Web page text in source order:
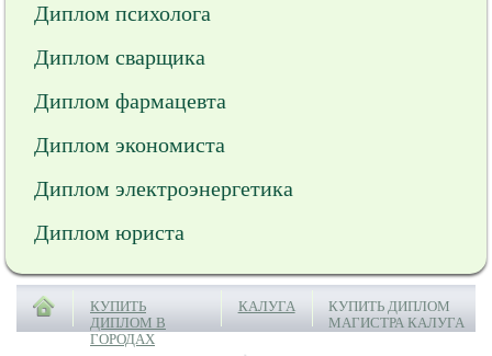
Диплом психолога
Диплом сварщика
Диплом фармацевта
Диплом экономиста
Диплом электроэнергетика
Диплом юриста
КУПИТЬ
ДИПЛОМ В
ГОРОДАХ
КАЛУГА
КУПИТЬ ДИПЛОМ
МАГИСТРА КАЛУГА